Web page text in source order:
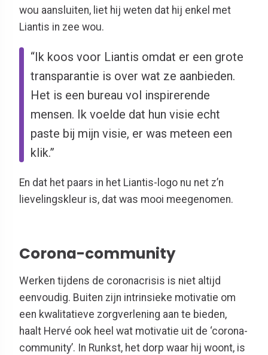
wou aansluiten, liet hij weten dat hij enkel met
Liantis in zee wou.
“Ik koos voor Liantis omdat er een grote
transparantie is over wat ze aanbieden.
Het is een bureau vol inspirerende
mensen. Ik voelde dat hun visie echt
paste bij mijn visie, er was meteen een
klik.”
En dat het paars in het Liantis-logo nu net z’n
lievelingskleur is, dat was mooi meegenomen.
Corona-community
Werken tijdens de coronacrisis is niet altijd
eenvoudig. Buiten zijn intrinsieke motivatie om
een kwalitatieve zorgverlening aan te bieden,
haalt Hervé ook heel wat motivatie uit de ‘corona-
community’. In Runkst, het dorp waar hij woont, is